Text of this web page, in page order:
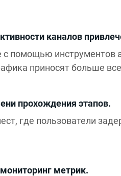
каналов
с помощью инструментов
приносят больше
прохождения этапов.
где пользователи
метрик.